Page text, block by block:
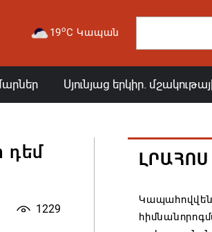
19oC Կապան
Սյունյաց երկիր.
դեմ
1229
ԼՐԱՀՈՍ